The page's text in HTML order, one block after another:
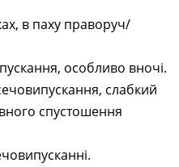
в паху праворуч/
особливо вночі.
слабкий
спустошення